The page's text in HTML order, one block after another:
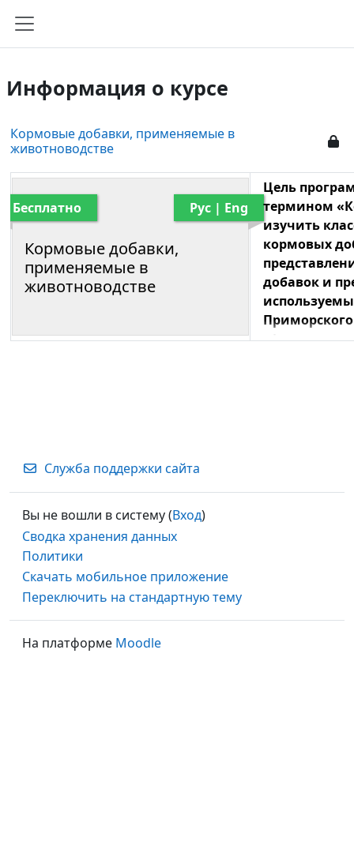
Боковая панель
Информация о курсе
Кормовые добавки, применяемые в
животноводстве
Кормовые добавки,
применяемые в
животноводстве
Бесплатно Рус | Eng
Цель
термином
изучить
кормовых
добавок и
Служба поддержки сайта
Вы не вошли в систему (Вход)
Сводка хранения данных
Политики
Скачать мобильное приложение
Переключить на стандартную тему
На платформе Moodle